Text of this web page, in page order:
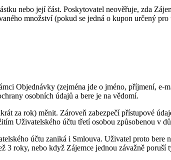
nebo její část. Poskytovatel neověřuje, zda
množství (pokud se jedná o kupon určený
Objednávky (zejména jde o jméno, příjmení, e-
osobních údajů a bere je na vědomí.
za rok) měnit. Zároveň zabezpečí přístupové
Uživatelského účtu třetí osobou způsobenou v
účtu zaniká i Smlouva. Uživatel proto bere
3 roky, nebo když Zájemce jednou závažně poruší